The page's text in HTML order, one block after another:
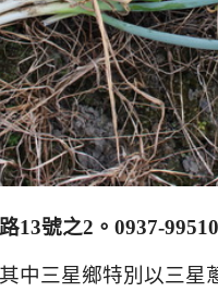
13號之2 。 0937-
其中三星鄉特別以三星